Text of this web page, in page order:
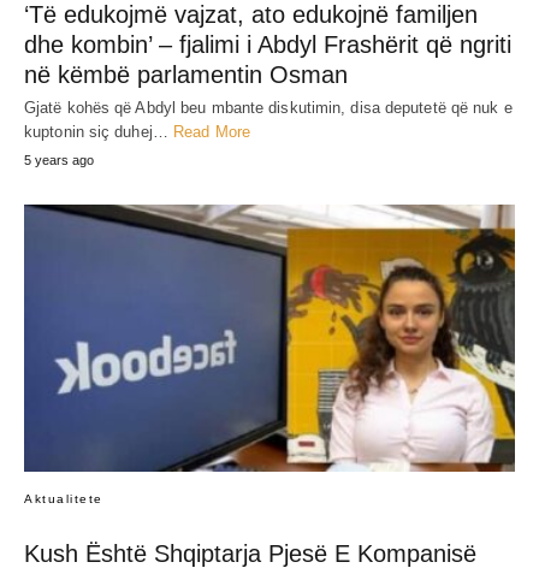
‘Të edukojmë vajzat, ato edukojnë familjen
dhe kombin’ – fjalimi i Abdyl Frashërit që ngriti
në këmbë parlamentin Osman
Gjatë kohës që Abdyl beu mbante diskutimin, disa deputetë që nuk e
kuptonin siç duhej… Read More
5 years ago
Aktualitete
Kush Është Shqiptarja Pjesë E Kompanisë